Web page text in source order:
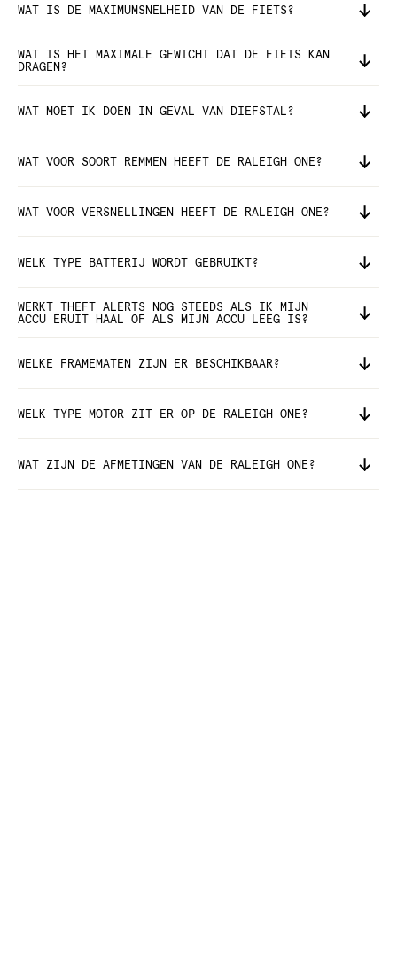
WAT IS DE MAXIMUMSNELHEID VAN DE FIETS?
WAT IS HET MAXIMALE GEWICHT DAT DE FIETS KAN
DRAGEN?
WAT MOET IK DOEN IN GEVAL VAN DIEFSTAL?
WAT VOOR SOORT REMMEN HEEFT DE RALEIGH ONE?
WAT VOOR VERSNELLINGEN HEEFT DE RALEIGH ONE?
WELK TYPE BATTERIJ WORDT GEBRUIKT?
WERKT THEFT ALERTS NOG STEEDS ALS IK MIJN
ACCU ERUIT HAAL OF ALS MIJN ACCU LEEG IS?
WELKE FRAMEMATEN ZIJN ER BESCHIKBAAR?
WELK TYPE MOTOR ZIT ER OP DE RALEIGH ONE?
WAT ZIJN DE AFMETINGEN VAN DE RALEIGH ONE?